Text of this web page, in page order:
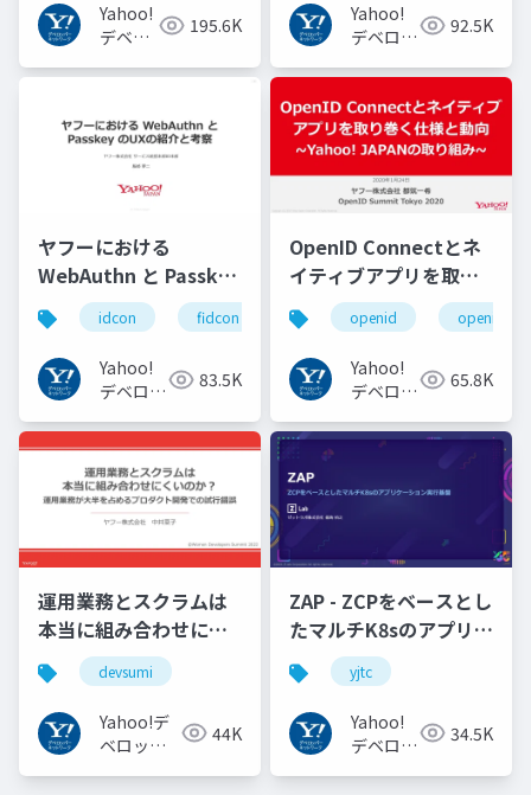
Yahoo!
デベロ
ネット
195.6K
Yahoo!
デベロッ
トワーク
92.5K
ヤフーにおける
WebAuthn と Passkey
の UX の紹介と考察
#idcon #fidcon
idcon fidcon
Yahoo!
デベロッ
トワーク
83.5K
OpenID Connectとネ
イティブアプリを取り
巻く仕様と動向 Yahoo!
JAPANの取り組み
#openid
#openid_tokyo
openid
Yahoo!
デベロッ
トワーク
65.8K
運用業務とスクラムは
本当に組み合わせにく
いのか︖運用業務が大
半を占めるプロダクト
開発での試行錯誤
devsumi
Yahoo!デ
ベロッパ
44K
ZAP - ZCPをベースとし
たマルチK8sのアプリケ
ーション実行基盤
#YJTC / YJTC21 B-3
yjtc
Yahoo!
デベロッ
34.5K